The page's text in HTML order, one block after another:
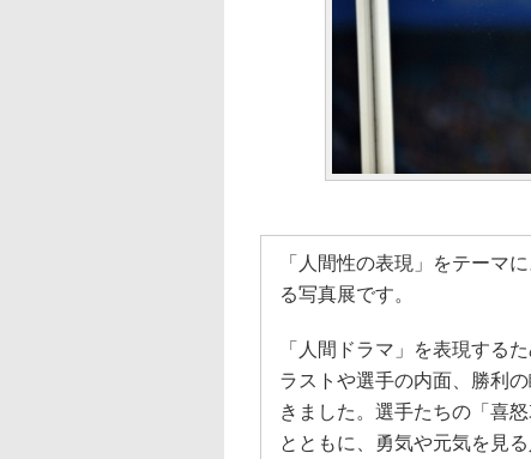
「人間性の表現」をテーマ
る写真展です。
「人間ドラマ」を表現する
ラストや選手の内面、勝利
きました。選手たちの「喜
とともに、勇気や元気を見